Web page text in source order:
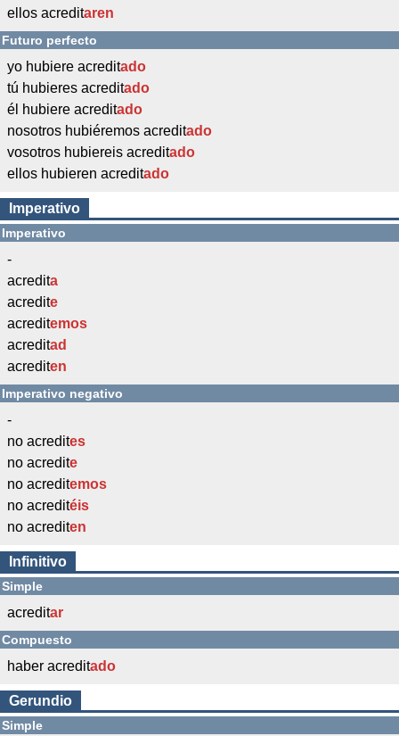
ellos acreditaren
Futuro perfecto
yo hubiere acreditado
tú hubieres acreditado
él hubiere acreditado
nosotros hubiéremos acreditado
vosotros hubiereis acreditado
ellos hubieren acreditado
Imperativo
Imperativo
-
acredita
acredite
acreditemos
acreditad
acrediten
Imperativo negativo
-
no acredites
no acredite
no acreditemos
no acreditéis
no acrediten
Infinitivo
Simple
acreditar
Compuesto
haber acreditado
Gerundio
Simple